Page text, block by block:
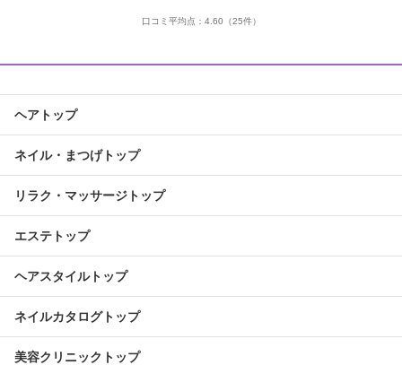
口コミ平均点： 4.60 （25件）
ヘアトップ
ネイル・まつげトップ
リラク・マッサージトップ
エステトップ
ヘアスタイルトップ
ネイルカタログトップ
美容クリニックトップ